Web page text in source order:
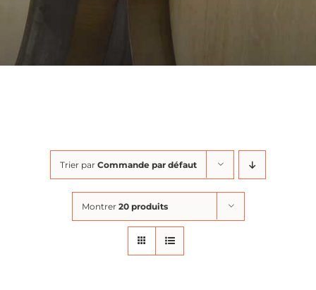
Trier par Commande par défaut
Montrer 20 produits